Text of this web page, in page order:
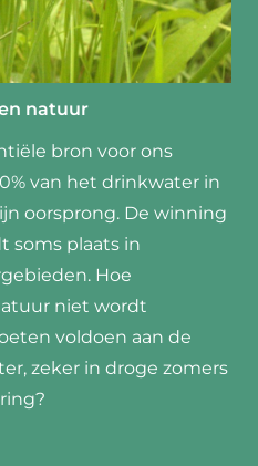
natuur
bron voor ons
van het drinkwater in
oorsprong. De winning
soms plaats in
Hoe
niet wordt
voldoen aan de
zeker in droge zomers